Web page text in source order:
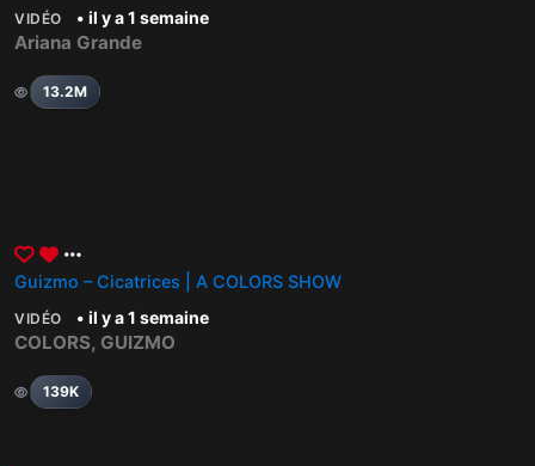
VIDÉO • il y a 1 semaine
Ariana Grande
13.2M
Guizmo – Cicatrices | A COLORS SHOW
VIDÉO • il y a 1 semaine
COLORS, GUIZMO
139K